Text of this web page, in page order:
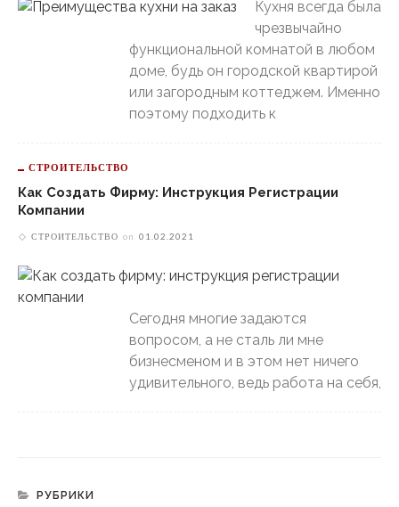
Кухня всегда была
чрезвычайно
функциональной комнатой в любом
доме, будь он городской квартирой
или загородным коттеджем. Именно
поэтому подходить к
СТРОИТЕЛЬСТВО
Как Создать Фирму: Инструкция Регистрации
Компании
СТРОИТЕЛЬСТВО on 01.02.2021
Сегодня многие задаются
вопросом, а не сталь ли мне
бизнесменом и в этом нет ничего
удивительного, ведь работа на себя,
РУБРИКИ